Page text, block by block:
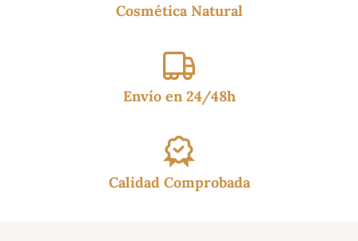
Cosmética Natural
Envío en 24/48h
Calidad Comprobada